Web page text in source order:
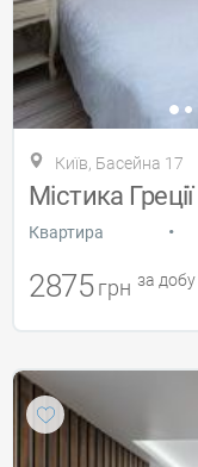
Київ, Басейна 17
Містика Греції
Квартира •
2875 грн за добу